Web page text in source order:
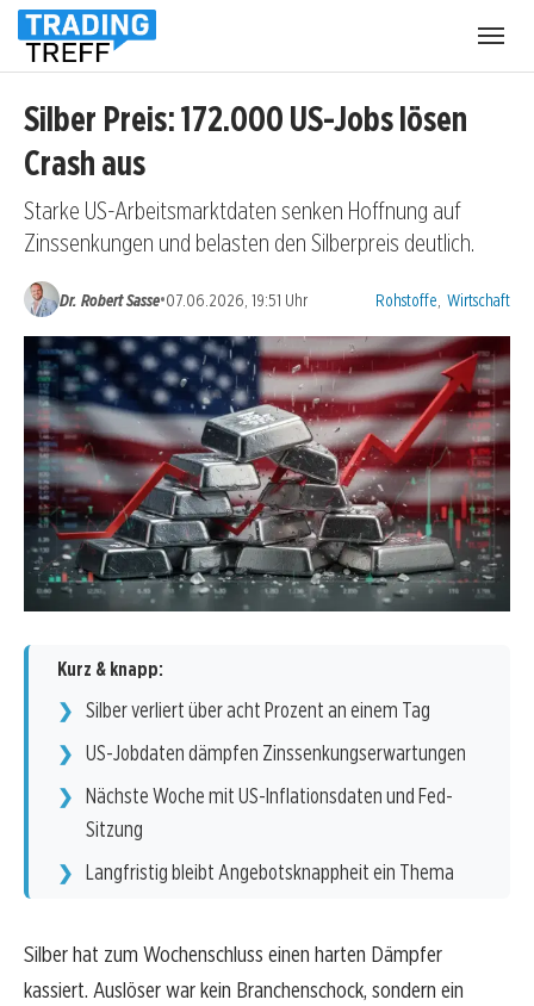
Silber Preis: 172.000 US-Jobs lösen
Crash aus
Starke US-Arbeitsmarktdaten senken Hoffnung auf
Zinssenkungen und belasten den Silberpreis deutlich.
Dr. Robert Sasse•07.06.2026, 19:51 Uhr Kategorien:
Rohstoffe Wirtschaft
Kurz & knapp:
Silber verliert über acht Prozent an einem Tag
US-Jobdaten dämpfen Zinssenkungserwartungen
Nächste Woche mit US-Inflationsdaten und Fed-
Sitzung
Langfristig bleibt Angebotsknappheit ein Thema
Silber hat zum Wochenschluss einen harten Dämpfer
kassiert. Auslöser war kein Branchenschock, sondern ein